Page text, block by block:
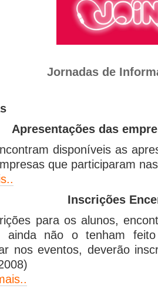
Jornadas de
Apresentações das
disponíveis as
que participaram
Inscrições
para os alunos,
ainda não o tenham
nos eventos, deverão